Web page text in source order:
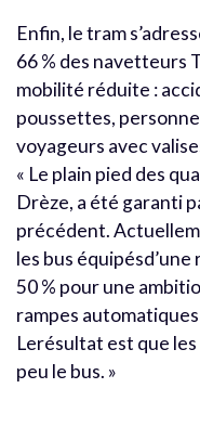
Enfin, le tram
66 % des navetteurs
mobilité réduite :
poussettes,
voyageurs avec
« Le plain pied des
Drèze, a été garanti
précédent.
les bus équipésd’une
50 % pour une
rampes
Lerésultat est que
peu le bus. »